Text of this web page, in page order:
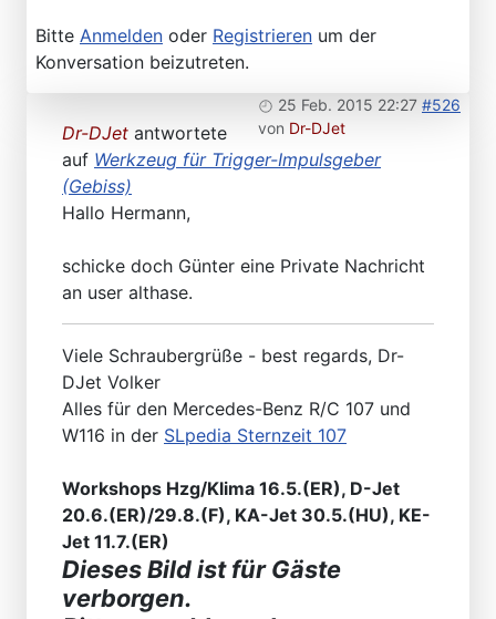
Bitte Anmelden oder Registrieren um der
Konversation beizutreten.
25 Feb. 2015 22:27 #526
von Dr-DJet
Dr-DJet antwortete
auf Werkzeug für Trigger-Impulsgeber
(Gebiss)
Hallo Hermann,
schicke doch Günter eine Private Nachricht
an user althase.
Viele Schraubergrüße - best regards, Dr-
DJet Volker
Alles für den Mercedes-Benz R/C 107 und
W116 in der SLpedia Sternzeit 107
Workshops Hzg/Klima 16.5.(ER), D-Jet
20.6.(ER)/29.8.(F), KA-Jet 30.5.(HU), KE-
Jet 11.7.(ER)
Dieses Bild ist für Gäste
verborgen.